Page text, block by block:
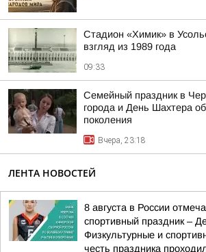
Стадион «Химик» в
взгляд из 1989 года
09:33
Семейный праздник в
города и День Шахтера
поколения
Вчера, 23:18
ЛЕНТА НОВОСТЕЙ
8 августа в России
спортивный праздник –
Физкультурные и
честь праздника